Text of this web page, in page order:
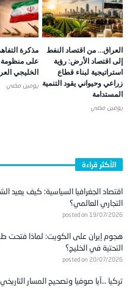
العراق… من اقتصاد النفط
إلى اقتصاد الأرض: رؤية
استراتيجية لبناء قطاع
زراعي وحيواني يقود التنمية
المستدامة
يومين ‎مضي
مذكرة
على منظومة
الخليجي
يومين ‎مضي
الأكثر قراءة
اقتصاد الجغرافيا السياسية: كيف يعيد
التجاري العالمي؟
posted on 19/07/2026
هجوم إيران على الكويت: لماذا فتحت
التحتية في الخليج؟
posted on 20/07/2026
تركيا …آيا صوفيا وتصحيح المسار التاريخي